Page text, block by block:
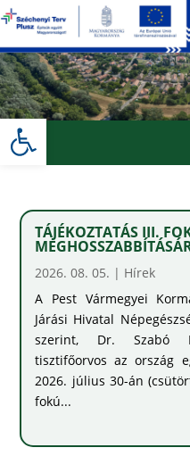
Skip
to
content
Eszköztár megnyitása
TÁJÉKOZTATÁS III.
2026. 08. 05. | Hírek
A Pest Vármegyei
Járási Hivatal
szerint, Dr. Szabó
tisztifőorvos az ország
2026. július 30-án
fokú...